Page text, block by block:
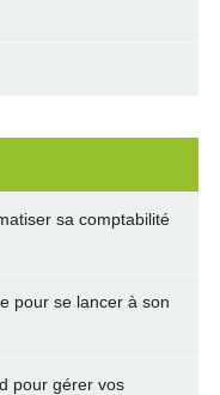
sa comptabilité
pour se lancer à son
pour gérer vos